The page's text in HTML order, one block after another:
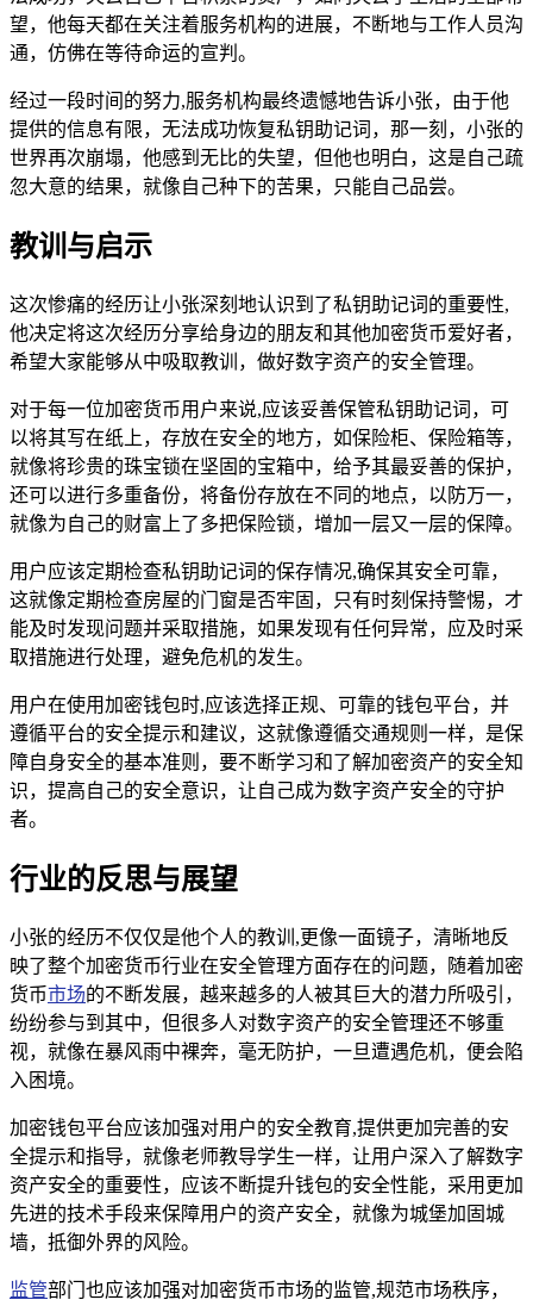
望，他每天都在关注着服务机构的进展，不断地与工作人员沟
通，仿佛在等待命运的宣判。
经过一段时间的努力,服务机构最终遗憾地告诉小张，由于他
提供的信息有限，无法成功恢复私钥助记词，那一刻，小张的
世界再次崩塌，他感到无比的失望，但他也明白，这是自己疏
忽大意的结果，就像自己种下的苦果，只能自己品尝。
教训与启示
这次惨痛的经历让小张深刻地认识到了私钥助记词的重要性,
他决定将这次经历分享给身边的朋友和其他加密货币爱好者，
希望大家能够从中吸取教训，做好数字资产的安全管理。
对于每一位加密货币用户来说,应该妥善保管私钥助记词，可
以将其写在纸上，存放在安全的地方，如保险柜、保险箱等，
就像将珍贵的珠宝锁在坚固的宝箱中，给予其最妥善的保护，
还可以进行多重备份，将备份存放在不同的地点，以防万一，
就像为自己的财富上了多把保险锁，增加一层又一层的保障。
用户应该定期检查私钥助记词的保存情况,确保其安全可靠，
这就像定期检查房屋的门窗是否牢固，只有时刻保持警惕，才
能及时发现问题并采取措施，如果发现有任何异常，应及时采
取措施进行处理，避免危机的发生。
用户在使用加密钱包时,应该选择正规、可靠的钱包平台，并
遵循平台的安全提示和建议，这就像遵循交通规则一样，是保
障自身安全的基本准则，要不断学习和了解加密资产的安全知
识，提高自己的安全意识，让自己成为数字资产安全的守护
者。
行业的反思与展望
小张的经历不仅仅是他个人的教训,更像一面镜子，清晰地反
映了整个加密货币行业在安全管理方面存在的问题，随着加密
货币市场的不断发展，越来越多的人被其巨大的潜力所吸引，
纷纷参与到其中，但很多人对数字资产的安全管理还不够重
视，就像在暴风雨中裸奔，毫无防护，一旦遭遇危机，便会陷
入困境。
加密钱包平台应该加强对用户的安全教育,提供更加完善的安
全提示和指导，就像老师教导学生一样，让用户深入了解数字
资产安全的重要性，应该不断提升钱包的安全性能，采用更加
先进的技术手段来保障用户的资产安全，就像为城堡加固城
墙，抵御外界的风险。
监管部门也应该加强对加密货币市场的监管,规范市场秩序，